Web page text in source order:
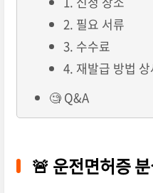
2. 필요 서류
3. 수수료
4. 재발급 방법 상
🧐 Q&A
🚨 운전면허증